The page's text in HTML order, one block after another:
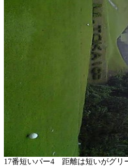
17番短いパー4 距離は短いがグリ